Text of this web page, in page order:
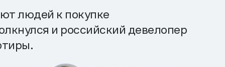
людей к покупке
и российский девелопер